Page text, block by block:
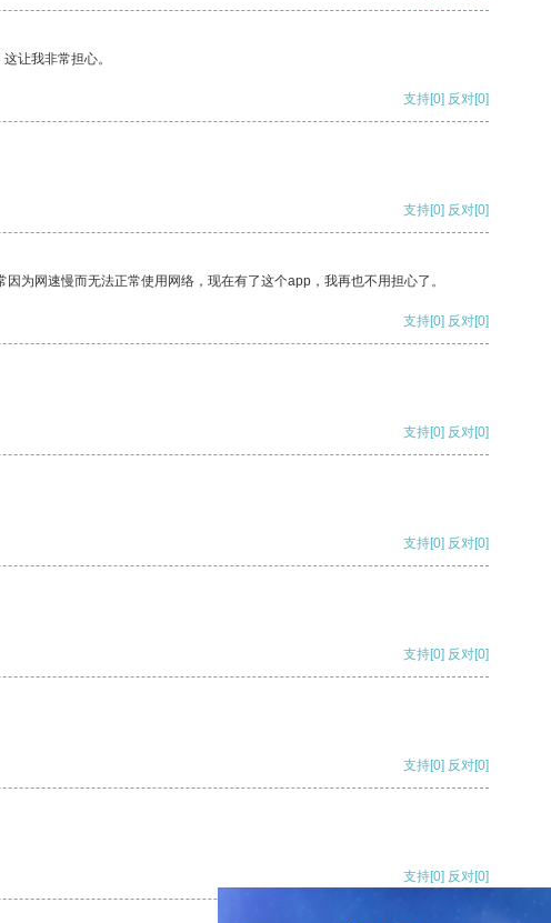
让我非常担心。
支持[0] 反对[0]
支持[0] 反对[0]
为网速慢而无法正常使用网络，现在有了这个app，我再也不用担心了。
支持[0] 反对[0]
支持[0] 反对[0]
支持[0] 反对[0]
支持[0] 反对[0]
支持[0] 反对[0]
支持[0] 反对[0]